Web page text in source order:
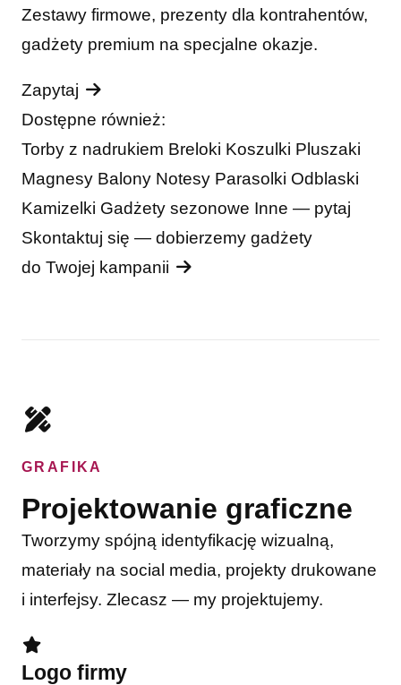
Zestawy firmowe, prezenty dla kontrahentów,
gadżety premium na specjalne okazje.
Zapytaj
Dostępne również:
Torby z nadrukiem Breloki Koszulki Pluszaki
Magnesy Balony Notesy Parasolki Odblaski
Kamizelki Gadżety sezonowe Inne — pytaj
Skontaktuj się — dobierzemy gadżety
do Twojej kampanii
GRAFIKA
Projektowanie graficzne
Tworzymy spójną identyfikację wizualną,
materiały na social media, projekty drukowane
i interfejsy. Zlecasz — my projektujemy.
Logo firmy